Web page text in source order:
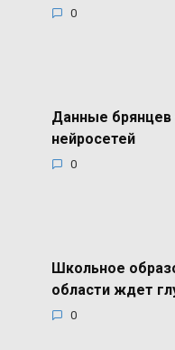
0
Данные брянцев
нейросетей
0
Школьное
области ждет
0